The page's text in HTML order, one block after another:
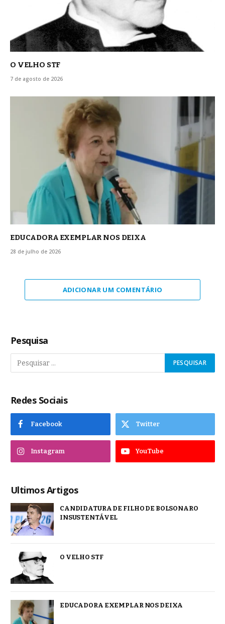
O VELHO STF
7 de agosto de 2026
EDUCADORA EXEMPLAR NOS DEIXA
28 de julho de 2026
ADICIONAR UM COMENTÁRIO
Pesquisa
Redes Sociais
Facebook Twitter
Instagram YouTube
Ultimos Artigos
CANDIDATURA DE FILHO DE BOLSONARO
INSUSTENTÁVEL
O VELHO STF
EDUCADORA EXEMPLAR NOS DEIXA